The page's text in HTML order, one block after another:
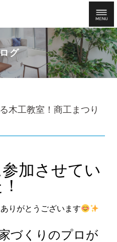
グ
木工教室！商工まつり
加させてい
りがとうございます
づくりのプロが